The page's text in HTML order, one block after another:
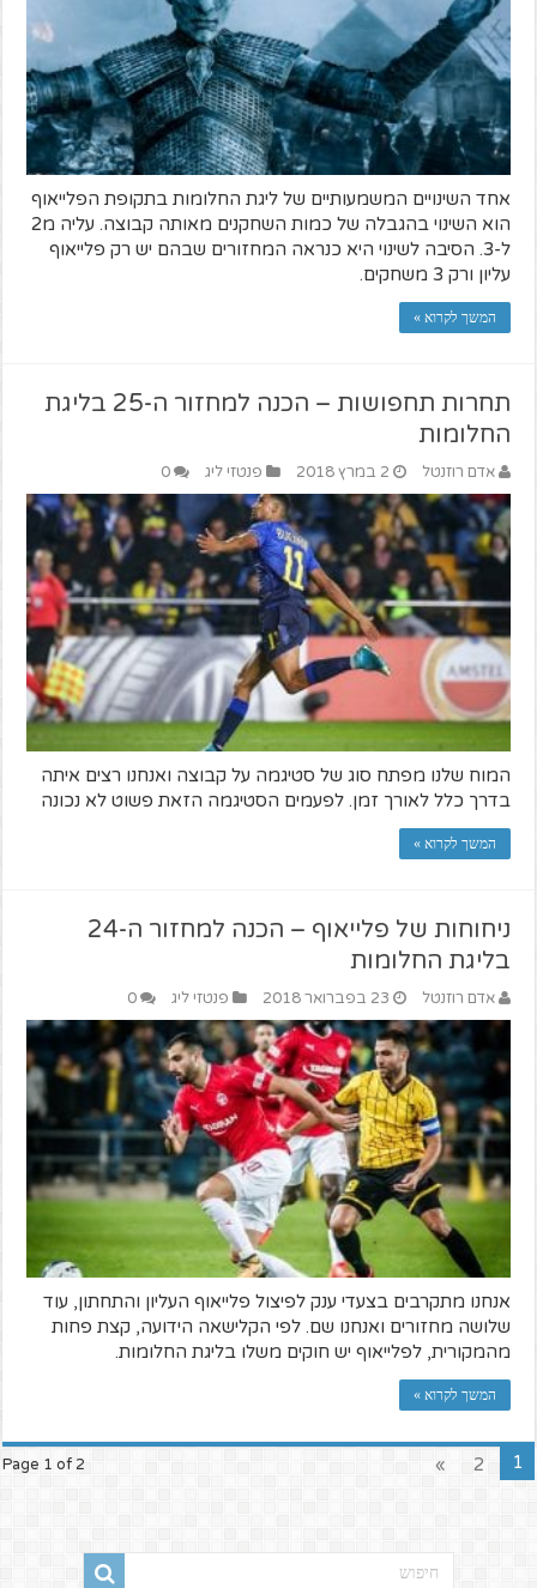
אחד השינויים המשמעותיים של ליגת החלומות בתקופת הפלייאוף
הוא השינוי בהגבלה של כמות השחקנים מאותה קבוצה. עליה מ2
ל-3. הסיבה לשינוי היא כנראה המחזורים שבהם יש רק פלייאוף
עליון ורק 3 משחקים.
המשך לקרוא »
תחרות תחפושות – הכנה למחזור ה-25 בליגת
החלומות
אדם רוזנטל 2 במרץ 2018 פנטזי ליג 0
המוח שלנו מפתח סוג של סטיגמה על קבוצה ואנחנו רצים איתה
בדרך כלל לאורך זמן. לפעמים הסטיגמה הזאת פשוט לא נכונה
המשך לקרוא »
ניחוחות של פלייאוף – הכנה למחזור ה-24
בליגת החלומות
אדם רוזנטל 23 בפברואר 2018 פנטזי ליג 0
אנחנו מתקרבים בצעדי ענק לפיצול פלייאוף העליון והתחתון, עוד
שלושה מחזורים ואנחנו שם. לפי הקלישאה הידועה, קצת פחות
מהמקורית, לפלייאוף יש חוקים משלו בליגת החלומות.
המשך לקרוא »
Page 1 of 2 1
2
»